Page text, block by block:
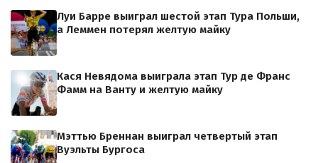
Луи Барре выиграл шестой этап Тура Польши,
а Леммен потерял желтую майку
Кася Невядома выиграла этап Тур де Франс
Фамм на Ванту и желтую майку
Мэттью Бреннан выиграл четвертый этап
Вуэльты Бургоса